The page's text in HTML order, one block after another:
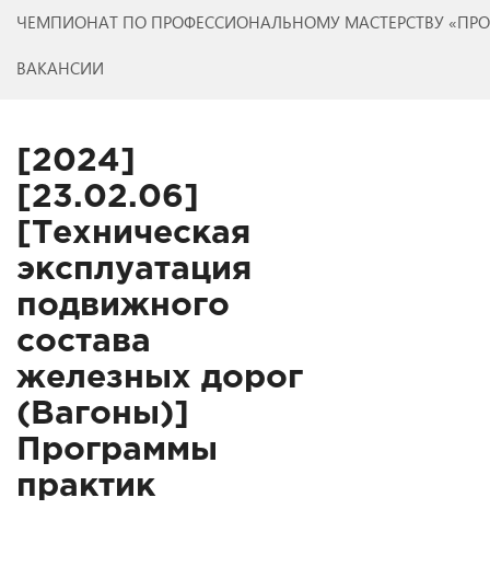
ЧЕМПИОНАТ ПО ПРОФЕССИОНАЛЬНОМУ МАСТЕРСТВУ
ВАКАНСИИ
[2024]
[23.02.06]
[Техническая
эксплуатация
подвижного
состава
железных дорог
(Вагоны)]
Программы
практик